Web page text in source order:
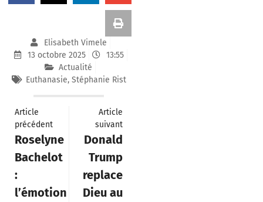
Elisabeth Vimele
13 octobre 2025
13:55
Actualité
Euthanasie, Stéphanie Rist
Article
précédent
Roselyne
Bachelot
:
l’émotion
Article
suivant
Donald
Trump
replace
Dieu au